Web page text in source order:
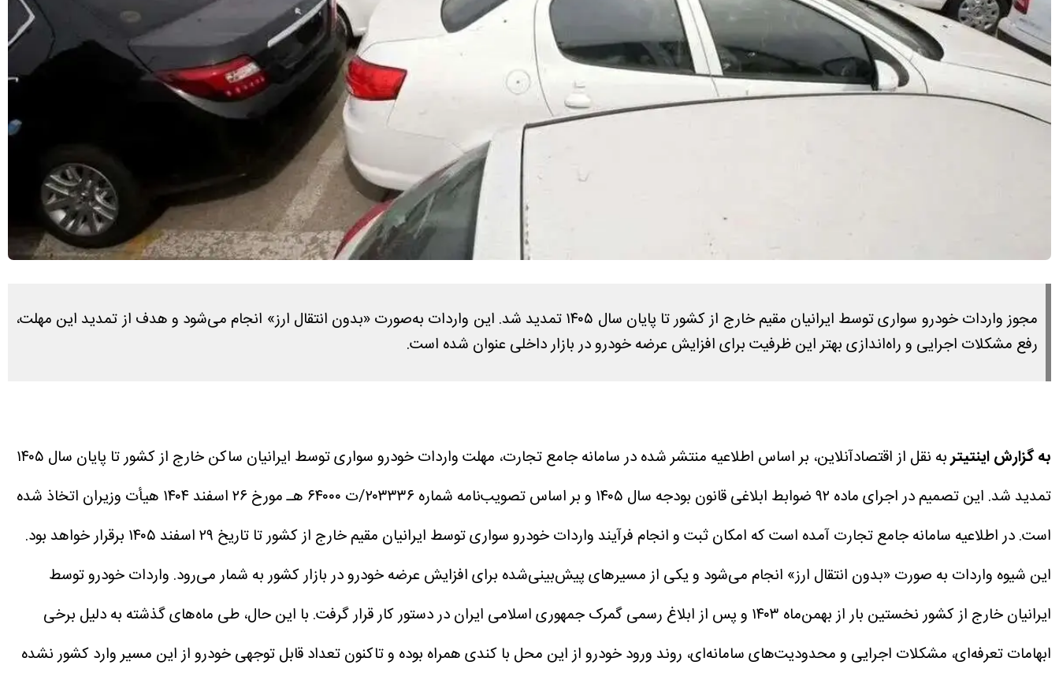
مجوز واردات خودرو سواری توسط ایرانیان مقیم خارج از کشور تا پایان سال ۱۴۰۵ تمدید شد. این واردات به‌صورت «بدون انتقال ارز» انجام می‌شود و هدف از تمدید این مهلت،
رفع مشکلات اجرایی و راه‌اندازی بهتر این ظرفیت برای افزایش عرضه خودرو در بازار داخلی عنوان شده است.
به گزارش اینتیتر
به نقل از اقتصادآنلاین، بر اساس اطلاعیه منتشر شده در سامانه جامع تجارت، مهلت واردات خودرو سواری توسط ایرانیان ساکن خارج از کشور تا پایان سال ۱۴۰۵
تمدید شد. این تصمیم در اجرای ماده ۹۲ ضوابط ابلاغی قانون بودجه سال ۱۴۰۵ و بر اساس تصویب‌نامه شماره ۲۰۳۳۳۶/ت ۶۴۰۰۰ هـ مورخ ۲۶ اسفند ۱۴۰۴ هیأت وزیران اتخاذ شده
است.
در اطلاعیه سامانه جامع تجارت آمده است که امکان ثبت و انجام فرآیند واردات خودرو سواری توسط ایرانیان مقیم خارج از کشور تا تاریخ ۲۹ اسفند ۱۴۰۵ برقرار خواهد بود.
این شیوه واردات به صورت «بدون انتقال ارز» انجام می‌شود و یکی از مسیر‌های پیش‌بینی‌شده برای افزایش عرضه خودرو در بازار کشور به شمار می‌رود. واردات خودرو توسط
ایرانیان خارج از کشور نخستین بار از بهمن‌ماه ۱۴۰۳ و پس از ابلاغ رسمی گمرک جمهوری اسلامی ایران در دستور کار قرار گرفت. با این حال، طی ماه‌های گذشته به دلیل برخی
ابهامات تعرفه‌ای، مشکلات اجرایی و محدودیت‌های سامانه‌ای، روند ورود خودرو از این محل با کندی همراه بوده و تاکنون تعداد قابل توجهی خودرو از این مسیر وارد کشور نشده